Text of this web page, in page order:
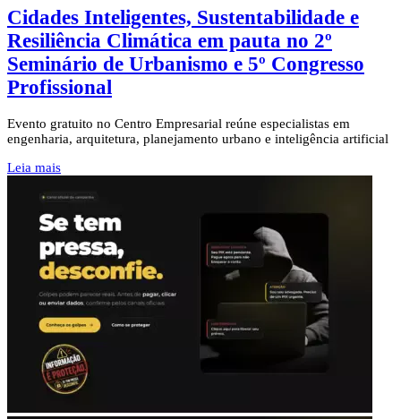
Cidades Inteligentes, Sustentabilidade e
Resiliência Climática em pauta no 2º
Seminário de Urbanismo e 5º Congresso
Profissional
Evento gratuito no Centro Empresarial reúne especialistas em
engenharia, arquitetura, planejamento urbano e inteligência artificial
Leia mais